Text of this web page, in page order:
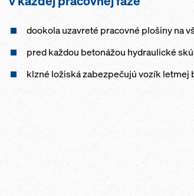
dookola uzavreté pracovné plošiny na
pred každou betonážou hydraulické
klzné ložiská zabezpečujú vozík